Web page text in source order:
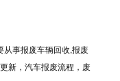
事报废车辆回收,报废
新，汽车报废流程，废